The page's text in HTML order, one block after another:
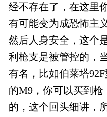
经不存在了，在这里
有可能变为成恐怖主
然后人身安全，这个
利枪支是被管控的，
有名，比如伯莱塔
的M9，你可以买到
的，这个回头细讲，